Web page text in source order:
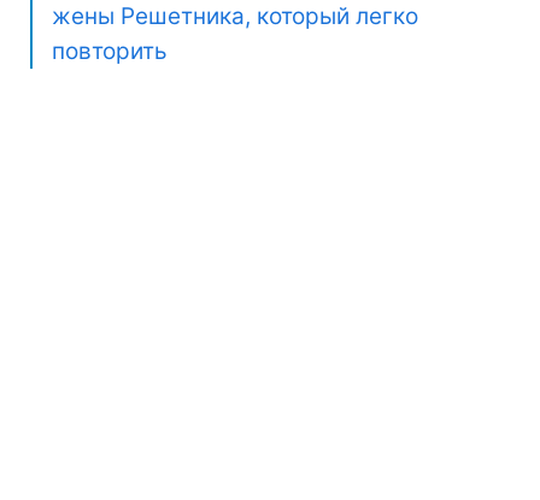
жены Решетника, который легко
повторить